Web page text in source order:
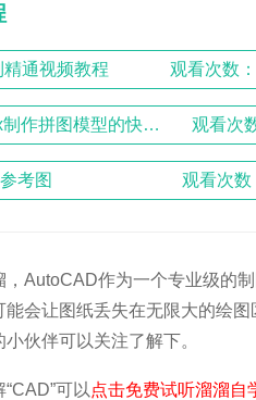
通视频教程 观看次数
如何利用3Dmax制作拼图模型的快速做法 观看次
考图 观看次数
，AutoCAD作为一个专业级的
能会让图纸丢失在无限大的绘
伙伴可以关注了解下。
可以 点击免费试听溜溜自